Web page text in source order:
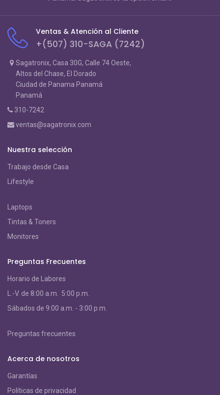
Ventas & Atención al Cliente
+(507) 310-SAGA (7242)
Sagatronix, Casa 30G, Calle 74 Oeste,
Altos del Chase, El Dorado
Ciudad de Panama Panamá
Panamá
310-7242
ventas@sagatronix.com
Nuestra selección
Trabajo desde Casa
Lifestyle
Laptops
Tintas & Toners
Monitores
Preguntas Frecuentes
Horario de Labores
L.-V. de 8:00 a.m. 5:00 p.m.
Sábados de 9:00 a.m. - 3:00 p.m.
Preguntas frecuentes
Acerca de nosotros
Garantías
Políticas de privacidad